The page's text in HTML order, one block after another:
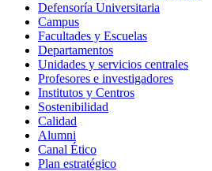
Defensoría Universitaria
Campus
Facultades y Escuelas
Departamentos
Unidades y servicios centrales
Profesores e investigadores
Institutos y Centros
Sostenibilidad
Calidad
Alumni
Canal Ético
Plan estratégico